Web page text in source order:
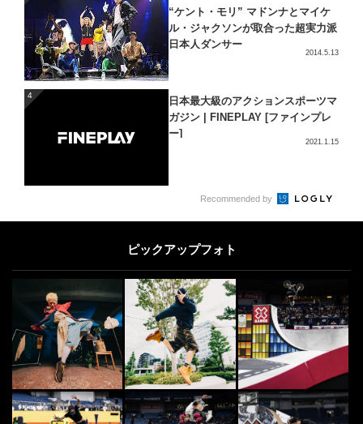
“ケント・モリ” マドンナとマイケ
ル・ジャクソンが取合った超実力派
日本人ダンサー
2014.5.13
4
日本最大級のアクションスポーツマ
ガジン | FINEPLAY [ファインプレ
ー]
2021.1.15
[PR] DOUBLEDUTCH
FINEPLAY編集部がアクションスポ
チ」の歴...
SURF
世界のサーファーから愛された“サ
ーフィン映画”10選
2016.2.15
7 OTHERS
6
7
Recommended by
ピックアップフォト